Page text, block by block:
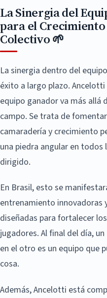
La Sinergia del
para el
Colectivo 🌱
La sinergia dentro del
éxito a largo plazo.
equipo ganador va más allá
campo. Se trata de
camaradería y crecimiento
una piedra angular en todos
dirigido.
En Brasil, esto se
entrenamiento innovadoras
diseñadas para fortalecer
jugadores. Al final del día,
en el otro es un equipo que
cosa.
Además, Ancelotti está